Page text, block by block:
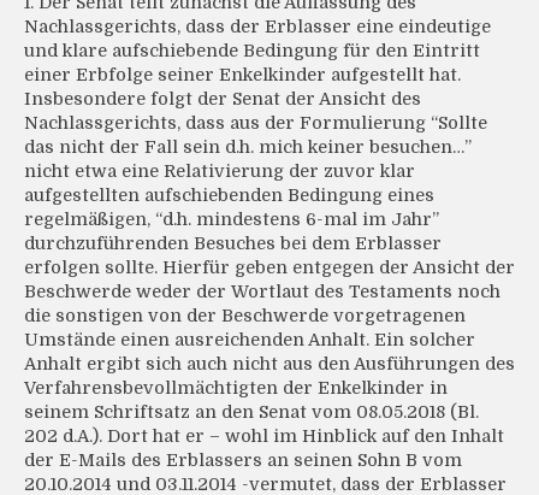
Nachlassgerichts, dass der Erblasser eine eindeutige
und klare aufschiebende Bedingung für den Eintritt
einer Erbfolge seiner Enkelkinder aufgestellt hat.
Insbesondere folgt der Senat der Ansicht des
Nachlassgerichts, dass aus der Formulierung “Sollte
das nicht der Fall sein d.h. mich keiner besuchen…”
nicht etwa eine Relativierung der zuvor klar
aufgestellten aufschiebenden Bedingung eines
regelmäßigen, “d.h. mindestens 6-mal im Jahr”
durchzuführenden Besuches bei dem Erblasser
erfolgen sollte. Hierfür geben entgegen der Ansicht der
Beschwerde weder der Wortlaut des Testaments noch
die sonstigen von der Beschwerde vorgetragenen
Umstände einen ausreichenden Anhalt. Ein solcher
Anhalt ergibt sich auch nicht aus den Ausführungen des
Verfahrensbevollmächtigten der Enkelkinder in
seinem Schriftsatz an den Senat vom 08.05.2018 (Bl.
202 d.A.). Dort hat er – wohl im Hinblick auf den Inhalt
der E-Mails des Erblassers an seinen Sohn B vom
20.10.2014 und 03.11.2014 -vermutet, dass der Erblasser